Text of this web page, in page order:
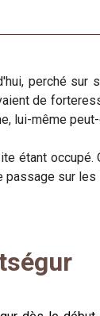
perché
de
lui-même
étant occupé.
passage sur les